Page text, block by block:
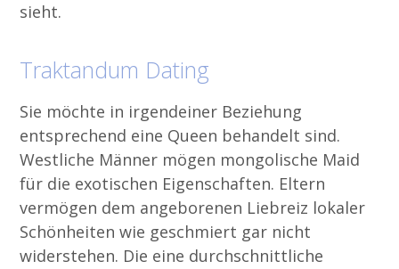
sieht.
Traktandum Dating
Sie möchte in irgendeiner Beziehung
entsprechend eine Queen behandelt sind.
Westliche Männer mögen mongolische Maid
für die exotischen Eigenschaften. Eltern
vermögen dem angeborenen Liebreiz lokaler
Schönheiten wie geschmiert gar nicht
widerstehen. Die eine durchschnittliche